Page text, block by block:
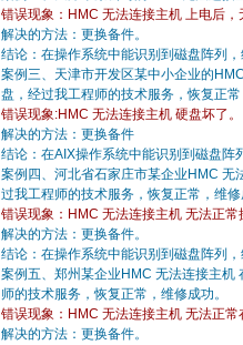
错误现象：HMC 无法连接主机 上电后
解决的方法：更换备件。
结论：在操作系统中能识别到磁盘阵列
案例三、天津市开发区某中小企业的
盘，经过我工程师的技术服务，恢复正
错误现象:HMC 无法连接主机 硬盘坏了。
解决的方法：更换备件
结论：在AIX操作系统中能识别到磁盘阵
案例四、河北省石家庄市某企业HMC 无
过我工程师的技术服务，恢复正常，维
错误现象：HMC 无法连接主机 无法正
解决的方法：更换备件。
结论：在操作系统中能识别到磁盘阵列
案例五、郑州某企业HMC 无法连接主机
师的技术服务，恢复正常，维修成功。
错误现象：HMC 无法连接主机 无法正
解决的方法：更换备件。